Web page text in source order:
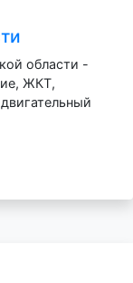
области -
ЖКТ,